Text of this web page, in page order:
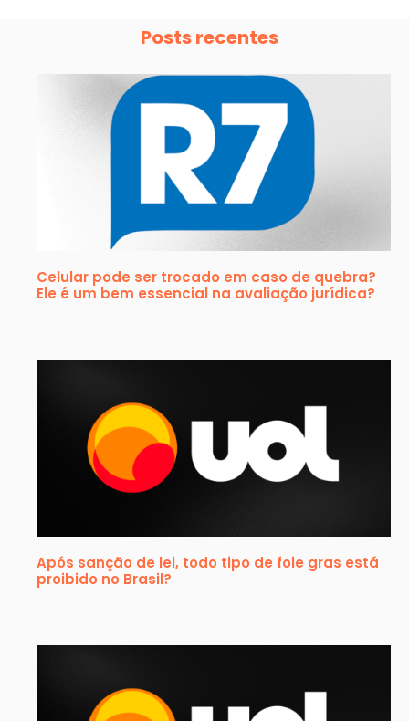
Posts recentes
Celular pode ser trocado em caso de quebra?
Ele é um bem essencial na avaliação jurídica?
Após sanção de lei, todo tipo de foie gras está
proibido no Brasil?